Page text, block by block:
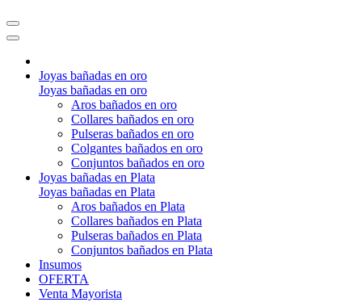
Joyas bañadas en oro
Joyas bañadas en oro
Aros bañados en oro
Collares bañados en oro
Pulseras bañados en oro
Colgantes bañados en oro
Conjuntos bañados en oro
Joyas bañadas en Plata
Joyas bañadas en Plata
Aros bañados en Plata
Collares bañados en Plata
Pulseras bañados en Plata
Conjuntos bañados en Plata
Insumos
OFERTA
Venta Mayorista